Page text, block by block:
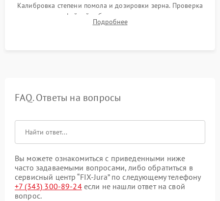
Калибровка степени помола и дозировки зерна. Проверка
плотности кофейной таблетки, температуры напитка и
качества молочной пены. Контроль отсутствия посторонних
Подробнее
FAQ. Ответы на вопросы
Вы можете ознакомиться с приведенными ниже
часто задаваемыми вопросами, либо обратиться в
сервисный центр “FIX-Jura” по следующему телефону
+7 (343) 300-89-24если не нашли ответ на свой
вопрос.